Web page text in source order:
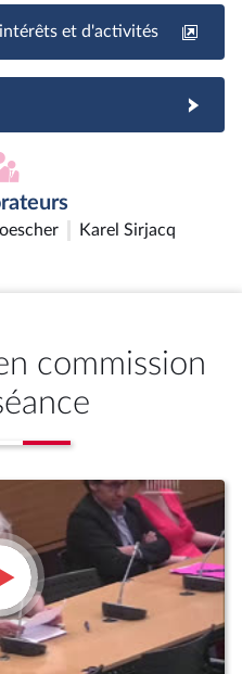
et d'activités
Karel Sirjacq
commission